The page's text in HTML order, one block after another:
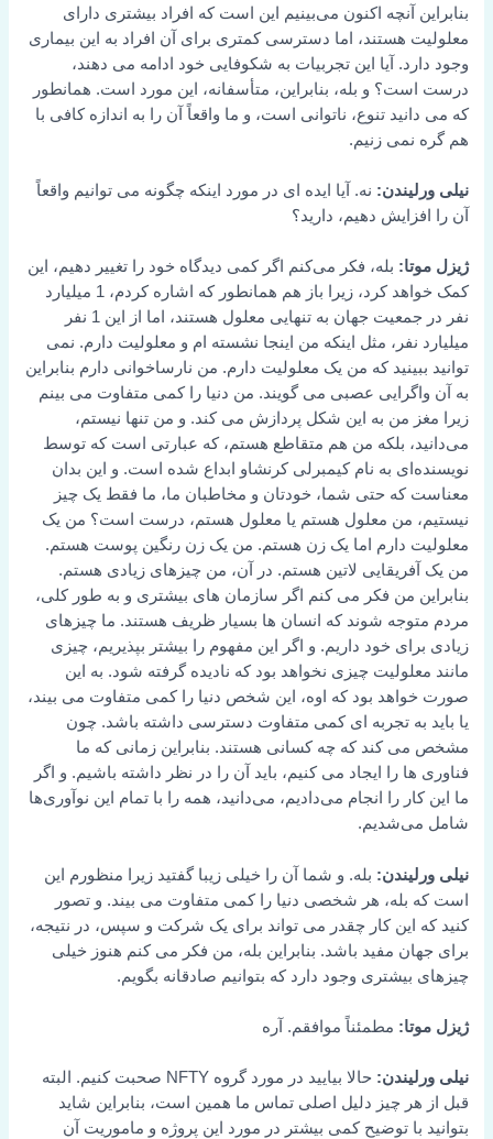
بنابراین آنچه اکنون می‌بینیم این است که افراد بیشتری دارای
معلولیت هستند، اما دسترسی کمتری برای آن افراد به این بیماری
وجود دارد. آیا این تجربیات به شکوفایی خود ادامه می دهند،
درست است؟ و بله، بنابراین، متأسفانه، این مورد است. همانطور
که می دانید تنوع، ناتوانی است، و ما واقعاً آن را به اندازه کافی با
هم گره نمی زنیم.
نیلی ورلیندن: نه. آیا ایده ای در مورد اینکه چگونه می توانیم واقعاً
آن را افزایش دهیم، دارید؟
ژیزل موتا: بله، فکر می‌کنم اگر کمی دیدگاه خود را تغییر دهیم، این
کمک خواهد کرد، زیرا باز هم همانطور که اشاره کردم، 1 میلیارد
نفر در جمعیت جهان به تنهایی معلول هستند، اما از این 1 نفر
میلیارد نفر، مثل اینکه من اینجا نشسته ام و معلولیت دارم. نمی
توانید ببینید که من یک معلولیت دارم. من نارساخوانی دارم بنابراین
به آن واگرایی عصبی می گویند. من دنیا را کمی متفاوت می بینم
زیرا مغز من به این شکل پردازش می کند. و من تنها نیستم،
می‌دانید، بلکه من هم متقاطع هستم، که عبارتی است که توسط
نویسنده‌ای به نام کیمبرلی کرنشاو ابداع شده است. و این بدان
معناست که حتی شما، خودتان و مخاطبان ما، ما فقط یک چیز
نیستیم، من معلول هستم یا معلول هستم، درست است؟ من یک
معلولیت دارم اما یک زن هستم. من یک زن رنگین پوست هستم.
من یک آفریقایی لاتین هستم. در آن، من چیزهای زیادی هستم.
بنابراین من فکر می کنم اگر سازمان های بیشتری و به طور کلی،
مردم متوجه شوند که انسان ها بسیار ظریف هستند. ما چیزهای
زیادی برای خود داریم. و اگر این مفهوم را بیشتر بپذیریم، چیزی
مانند معلولیت چیزی نخواهد بود که نادیده گرفته شود. به این
صورت خواهد بود که اوه، این شخص دنیا را کمی متفاوت می بیند،
یا باید به تجربه ای کمی متفاوت دسترسی داشته باشد. چون
مشخص می کند که چه کسانی هستند. بنابراین زمانی که ما
فناوری ها را ایجاد می کنیم، باید آن را در نظر داشته باشیم. و اگر
ما این کار را انجام می‌دادیم، می‌دانید، همه را با تمام این نوآوری‌ها
شامل می‌شدیم.
نیلی ورلیندن: بله. و شما آن را خیلی زیبا گفتید زیرا منظورم این
است که بله، هر شخصی دنیا را کمی متفاوت می بیند. و تصور
کنید که این کار چقدر می تواند برای یک شرکت و سپس، در نتیجه،
برای جهان مفید باشد. بنابراین بله، من فکر می کنم هنوز خیلی
چیزهای بیشتری وجود دارد که بتوانیم صادقانه بگویم.
ژیزل موتا: مطمئناً موافقم. آره
نیلی ورلیندن:
حالا بیایید در مورد گروه NFTY صحبت کنیم. البته
قبل از هر چیز دلیل اصلی تماس ما همین است، بنابراین شاید
بتوانید با توضیح کمی بیشتر در مورد این پروژه و ماموریت آن